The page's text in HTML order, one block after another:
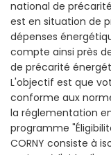
national de
est en situation de
dépenses
compte ainsi près
de précarité
L'objectif est que
conforme aux
la réglementation
programme
CORNY consiste à